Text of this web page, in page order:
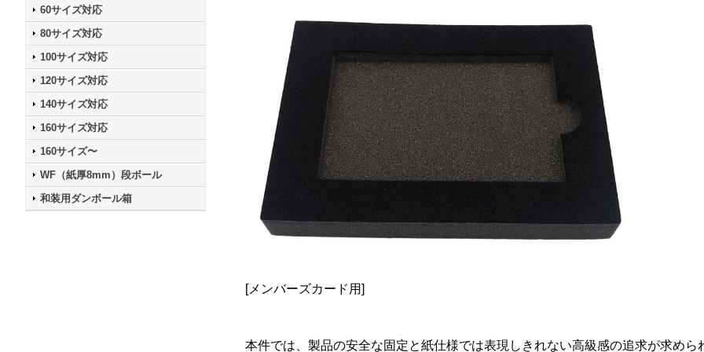
60サイズ対応
80サイズ対応
100サイズ対応
120サイズ対応
140サイズ対応
160サイズ対応
160サイズ〜
WF（紙厚8mm）段ボール
和装用ダンボール箱
[メンバーズカード用]
本件では、製品の安全な固定と紙仕様では表現しきれない高級感の追求が求めら